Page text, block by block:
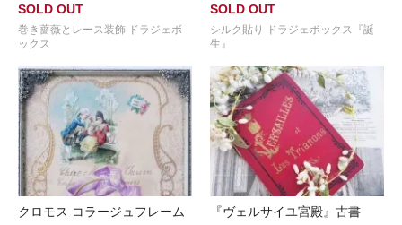
SOLD OUT
巻き薔薇とレース装飾 ドラジェボ
ックス
SOLD OUT
シルク貼り ドラジェボックス『誕
生』
クロモス コラージュフレーム
『ヴェルサイユ宮殿』古書